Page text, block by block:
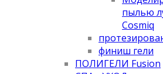
пылью
Cosmiq
финиш гели
ПОЛИГЕЛИ Fusion